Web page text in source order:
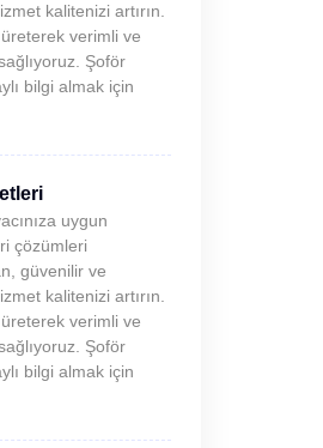
kalitenizi artırın.
verimli ve
Şoför
bilgi almak için
uygun
çözümleri
güvenilir ve
kalitenizi artırın.
verimli ve
Şoför
bilgi almak için